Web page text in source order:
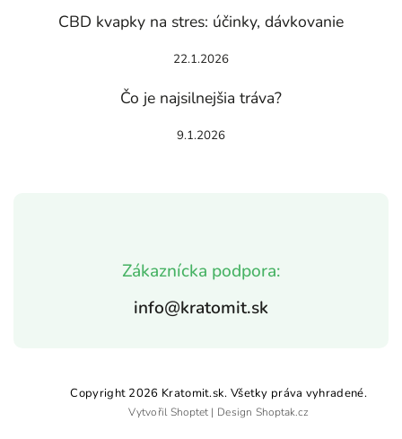
Zákaznícka podpora:
info@kratomit.sk
CBD kvapky na stres: účinky, dávkovanie
22.1.2026
Čo je najsilnejšia tráva?
9.1.2026
Copyright 2026 Kratomit.sk. Všetky práva vyhradené.
VytvořilShoptet | Design Shoptak.cz